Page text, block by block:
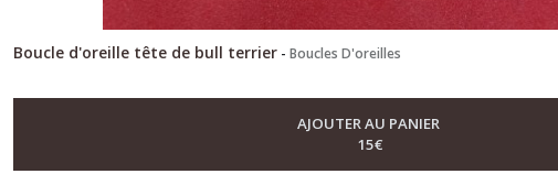
Boucle d'oreille tête de bull terrier - Boucles D'oreilles
AJOUTER AU PANIER
15€